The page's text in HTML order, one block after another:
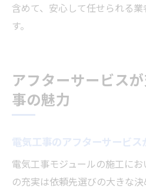
含めて、安心して任せられる
す。
アフターサービス
事の魅力
電気工事のアフターサービス
電気工事モジュールの施工に
の充実は依頼先選びの大きな